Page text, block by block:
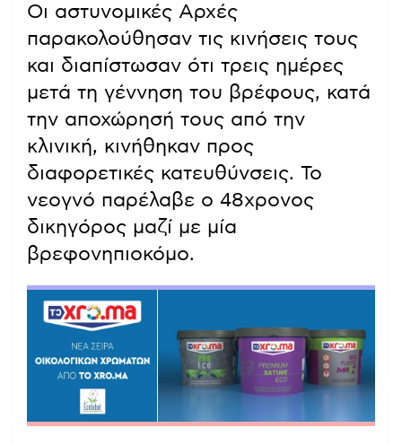
Οι αστυνομικές Αρχές
παρακολούθησαν τις κινήσεις τους
και διαπίστωσαν ότι τρεις ημέρες
μετά τη γέννηση του βρέφους, κατά
την αποχώρησή τους από την
κλινική, κινήθηκαν προς
διαφορετικές κατευθύνσεις. Το
νεογνό παρέλαβε ο 48χρονος
δικηγόρος μαζί με μία
βρεφονηπιοκόμο.